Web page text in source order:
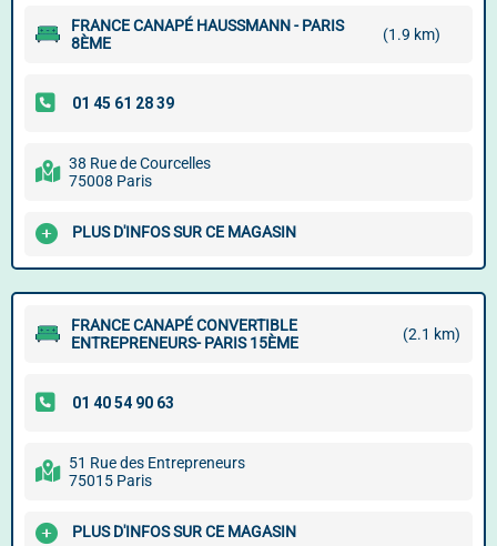
FRANCE CANAPÉ HAUSSMANN - PARIS
8ÈME
(1.9 km)
38 Rue de Courcelles
75008 Paris
PLUS D'INFOS SUR CE MAGASIN
FRANCE CANAPÉ CONVERTIBLE
ENTREPRENEURS- PARIS 15ÈME
(2.1 km)
51 Rue des Entrepreneurs
75015 Paris
PLUS D'INFOS SUR CE MAGASIN